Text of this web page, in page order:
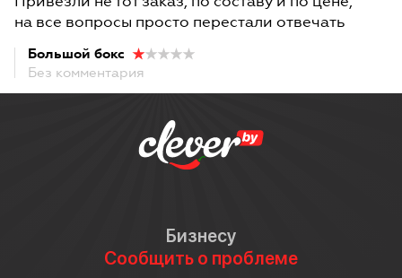
на все вопросы просто перестали отвечать
Большой бокс
Без комментария
Бизнесу
Сообщить о проблеме